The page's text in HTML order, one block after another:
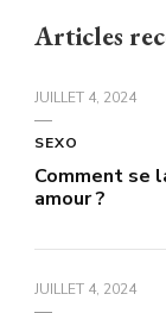
Articles
JUILLET 4, 2024
SEXO
Comment se
amour ?
JUILLET 4, 2024